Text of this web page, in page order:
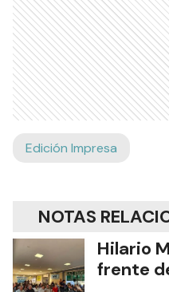
Edición Impresa
NOTAS
Hilario
frente